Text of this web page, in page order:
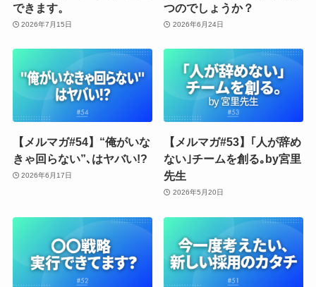
できます。
2026年7月15日
つのでしょうか？
2026年6月24日
【メルマガ#54】“俺がいな
きゃ回らない”､はヤバい!?
2026年6月17日
【メルマガ#53】｢人が辞め
ない｣チームを創る｡by宮里
先生
2026年5月20日